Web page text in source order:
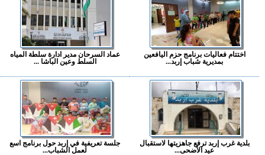
اختتام فعاليات برنامج حزم اليافعين
بمديرية شباب إربد...
عماد السرحان مدير ادارة سلطة المياه
السلط وعين الباشا ...
بلدية غرب إربد ترفع جاهزيتها لاستقبال
عيد الأضحى...
جلسة تعريفية في إربد حول برنامج اسع
لعمل الشباب...